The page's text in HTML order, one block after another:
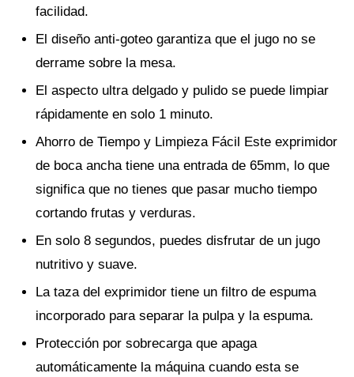
facilidad.
El diseño anti-goteo garantiza que el jugo no se
derrame sobre la mesa.
El aspecto ultra delgado y pulido se puede limpiar
rápidamente en solo 1 minuto.
Ahorro de Tiempo y Limpieza Fácil Este exprimidor
de boca ancha tiene una entrada de 65mm, lo que
significa que no tienes que pasar mucho tiempo
cortando frutas y verduras.
En solo 8 segundos, puedes disfrutar de un jugo
nutritivo y suave.
La taza del exprimidor tiene un filtro de espuma
incorporado para separar la pulpa y la espuma.
Protección por sobrecarga que apaga
automáticamente la máquina cuando esta se